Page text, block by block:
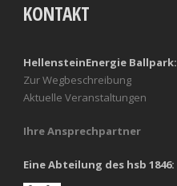
KONTAKT
HellensteinEnergie Ballpark:
Zur Wegbeschreibung
Aktuelle Veranstaltungen
Ihre Ansprechpartner
Eine Abteilung des hsb 1846: